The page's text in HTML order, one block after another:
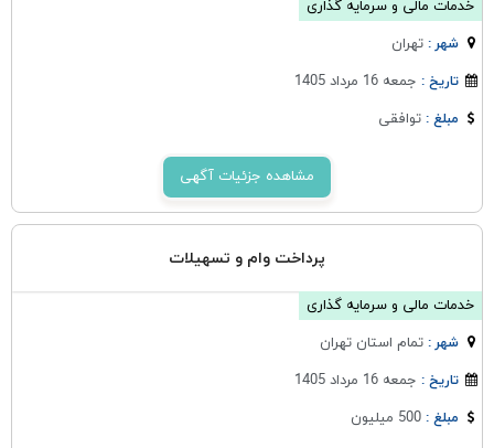
خدمات مالی و سرمایه گذاری
شهر :تهران
تاریخ : جمعه 16 مرداد 1405
مبلغ :توافقی
مشاهده جزئیات آگهی
پرداخت وام و تسهیلات
خدمات مالی و سرمایه گذاری
شهر :تمام استان تهران
تاریخ : جمعه 16 مرداد 1405
مبلغ :500 میلیون